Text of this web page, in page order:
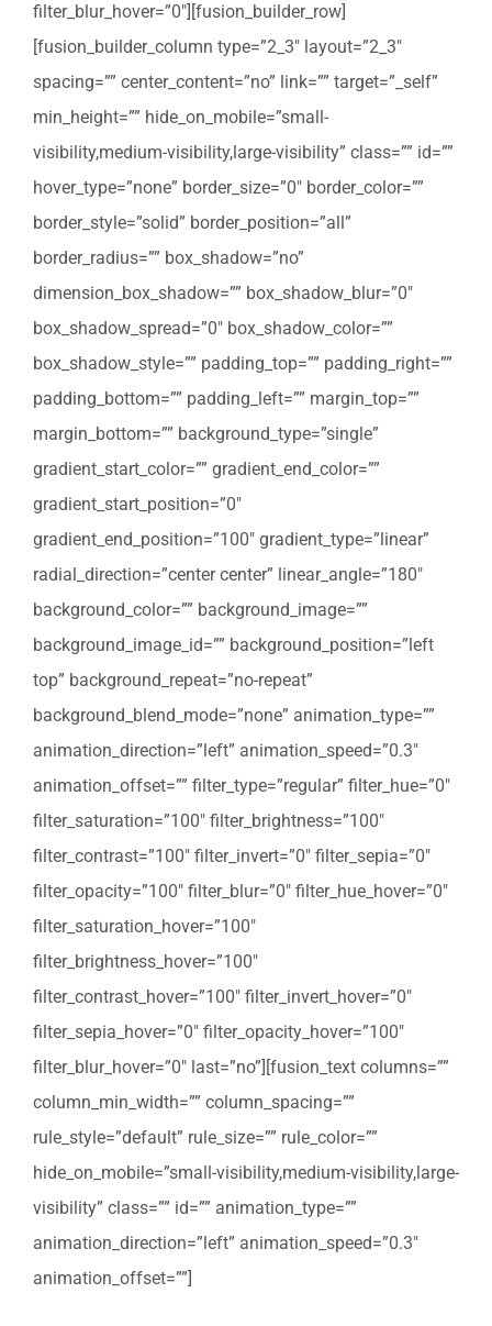
filter_blur_hover=”0″][fusion_builder_row]
[fusion_builder_column type=”2_3″ layout=”2_3″
spacing=”” center_content=”no” link=”” target=”_self”
min_height=”” hide_on_mobile=”small-
visibility,medium-visibility,large-visibility” class=”” id=””
hover_type=”none” border_size=”0″ border_color=””
border_style=”solid” border_position=”all”
border_radius=”” box_shadow=”no”
dimension_box_shadow=”” box_shadow_blur=”0″
box_shadow_spread=”0″ box_shadow_color=””
box_shadow_style=”” padding_top=”” padding_right=””
padding_bottom=”” padding_left=”” margin_top=””
margin_bottom=”” background_type=”single”
gradient_start_color=”” gradient_end_color=””
gradient_start_position=”0″
gradient_end_position=”100″ gradient_type=”linear”
radial_direction=”center center” linear_angle=”180″
background_color=”” background_image=””
background_image_id=”” background_position=”left
top” background_repeat=”no-repeat”
background_blend_mode=”none” animation_type=””
animation_direction=”left” animation_speed=”0.3″
animation_offset=”” filter_type=”regular” filter_hue=”0″
filter_saturation=”100″ filter_brightness=”100″
filter_contrast=”100″ filter_invert=”0″ filter_sepia=”0″
filter_opacity=”100″ filter_blur=”0″ filter_hue_hover=”0″
filter_saturation_hover=”100″
filter_brightness_hover=”100″
filter_contrast_hover=”100″ filter_invert_hover=”0″
filter_sepia_hover=”0″ filter_opacity_hover=”100″
filter_blur_hover=”0″ last=”no”][fusion_text columns=””
column_min_width=”” column_spacing=””
rule_style=”default” rule_size=”” rule_color=””
hide_on_mobile=”small-visibility,medium-visibility,large-
visibility” class=”” id=”” animation_type=””
animation_direction=”left” animation_speed=”0.3″
animation_offset=””]